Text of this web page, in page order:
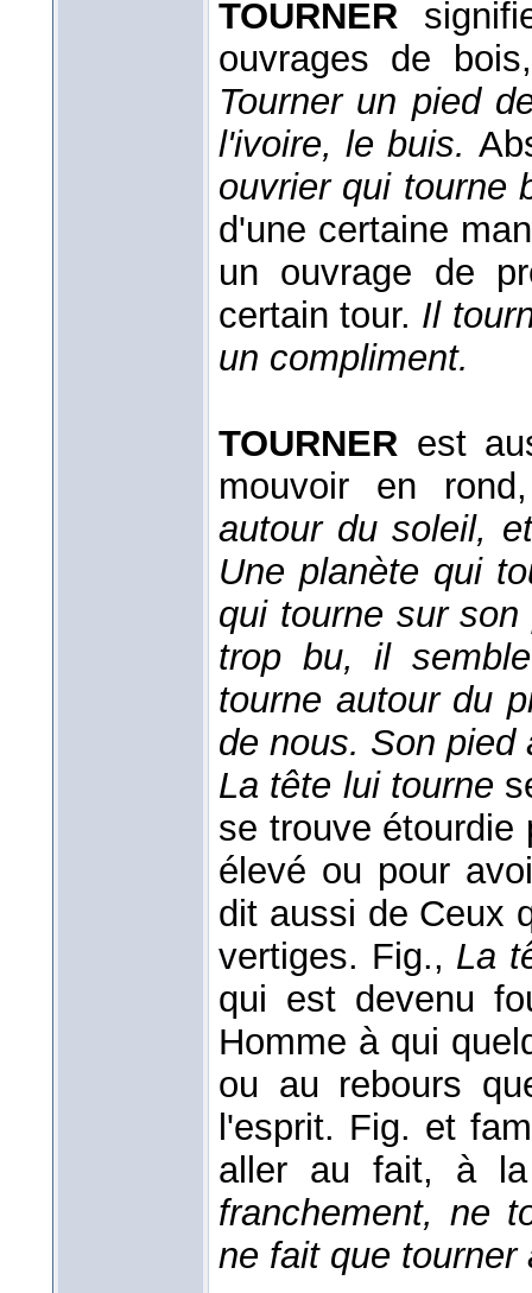
TOURNER
ouvrages de
Tourner un pied
l'ivoire, le buis.
ouvrier qui tourne
d'une certaine
un ouvrage de
certain tour. Il
un compliment.
TOURNER est
mouvoir en
autour du soleil,
Une planète qui
qui tourne sur
trop bu, il
tourne autour du
de nous. Son
La tête lui tourne
se trouve étourdie
élevé ou pour
dit aussi de Ceux
vertiges. Fig., La
qui est devenu
Homme à qui
ou au rebours
l'esprit. Fig. et
aller au fait, à
franchement, ne
ne fait que tourner